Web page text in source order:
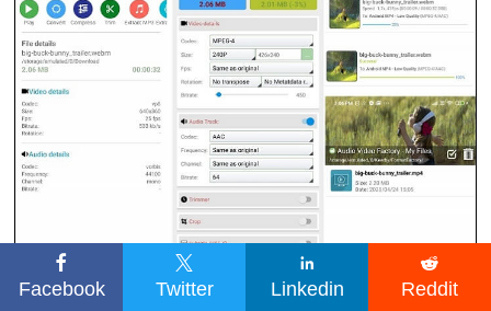

Facebook

Twitter

Linkedin

Reddit